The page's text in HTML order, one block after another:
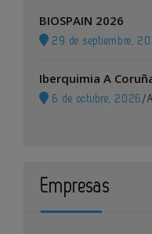
BIOSPAIN 2026
29 de septiembre,
Iberquimia A
6 de octubre, 2026 /
Empresas